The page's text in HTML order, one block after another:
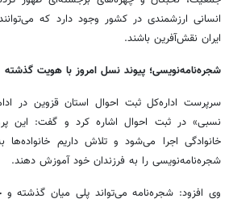
انسانی ارزشمندی در کشور وجود دارد که
ایران نقش‌آفرین باشند.
شجره‌نامه‌نویسی؛ پیوند نسل امروز با هویت گذشته
سرپرست اداره‌کل ثبت احوال استان قزوین در
نسبی» در ثبت احوال اشاره کرد و گفت: این
خانوادگی اجرا می‌شود و تلاش داریم خانواده‌ها
شجره‌نامه‌نویسی را به فرزندان خود آموزش دهند.
وی افزود: شجره‌نامه می‌تواند پلی میان گذشته و